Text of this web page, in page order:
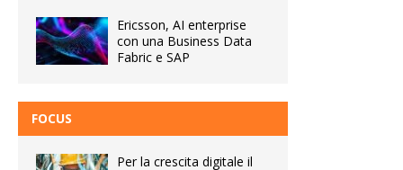
Ericsson, AI enterprise
con una Business Data
Fabric e SAP
FOCUS
Per la crescita digitale il